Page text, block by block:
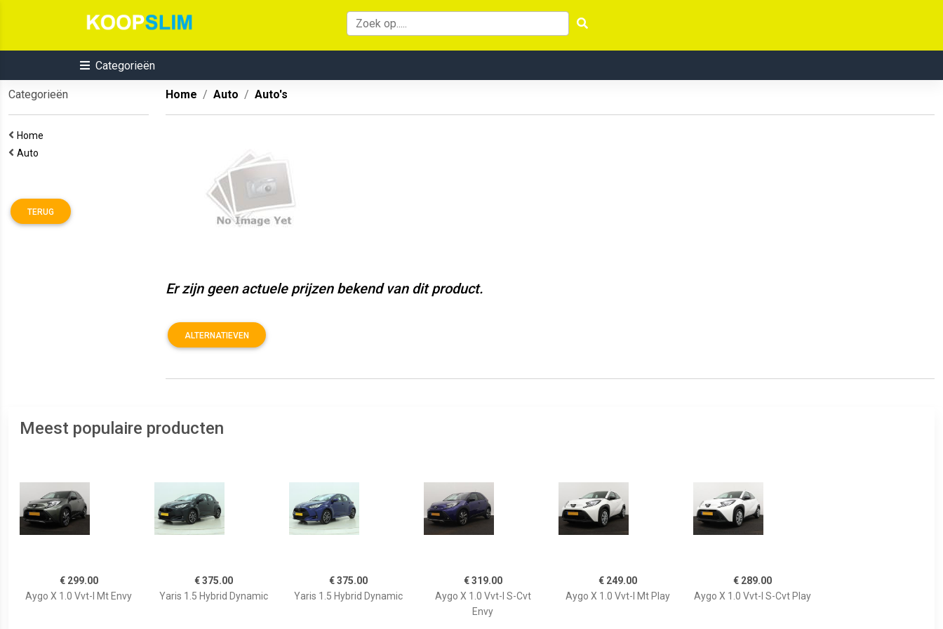
Categorieën
Categorieën
Home
Auto
TERUG
Home Auto Auto's
Er zijn geen actuele prijzen bekend van dit product.
ALTERNATIEVEN
Meest populaire producten
€ 299.00
Aygo X 1.0 Vvt-I Mt Envy
€ 375.00
Yaris 1.5 Hybrid Dynamic
€ 375.00
Yaris 1.5 Hybrid Dynamic
€ 319.00
Aygo X 1.0 Vvt-I S-Cvt
Envy
€ 249.00
Aygo X 1.0 Vvt-I Mt Play
€ 289.00
Aygo X 1.0 Vvt-I S-Cvt Play